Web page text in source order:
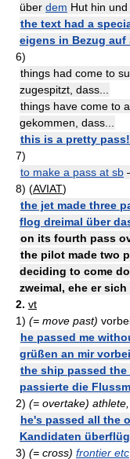
über dem Hut hin
the text had a
eigens in Bezug
6)
things had come to
zugespitzt, dass...
things have come to
gekommen, dass...
this is a pretty pass!
7)
to make a pass at sb
8) (AVIAT)
the jet made three
flog dreimal über
on its fourth pass
the pilot made two
deciding to come
zweimal, ehe er
2. vt
1) (= move past)
he passed me
grüßen an mir vorbei
the ship passed
passierte die
2) (= overtake)
he's passed all the
Kandidaten
3) (= cross) frontier etc